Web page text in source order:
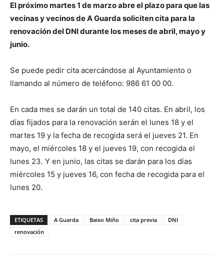
El próximo martes 1 de marzo abre el plazo para que las
vecinas y vecinos de A Guarda soliciten cita para la
renovación del DNI durante los meses de abril, mayo y
junio.
Se puede pedir cita acercándose al Ayuntamiento o
llamando al número de teléfono: 986 61 00 00.
En cada mes se darán un total de 140 citas. En abril, los
días fijados para la renovación serán el lunes 18 y el
martes 19 y la fecha de recogida será el jueves 21. En
mayo, el miércoles 18 y el jueves 19, con recogida el
lunes 23. Y en junio, las citas se darán para los días
miércoles 15 y jueves 16, con fecha de recogida para el
lunes 20.
ETIQUETAS A Guarda Baixo Miño cita previa
DNI
renovación